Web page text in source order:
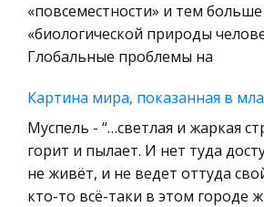
Радиоэлектроника
Право
История отечественного
права
Технология
Уголовное право
«повсеместности» и тем
«биологической природы
Глобальные проблемы на
Картина мира, показанная в
Муспель - “…светлая и жаркая
горит и пылает. И нет туда
не живёт, и не ведет оттуда
кто-то всё-таки в этом городе